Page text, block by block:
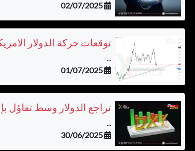
02/07/2025
توقعات حركة الدولار
...
01/07/2025
تراجع الدولار وسط تفاؤل
...
30/06/2025